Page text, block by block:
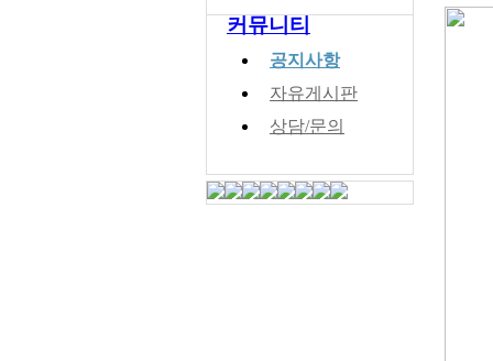
커뮤니티
공지사항
자유게시판
상담/문의